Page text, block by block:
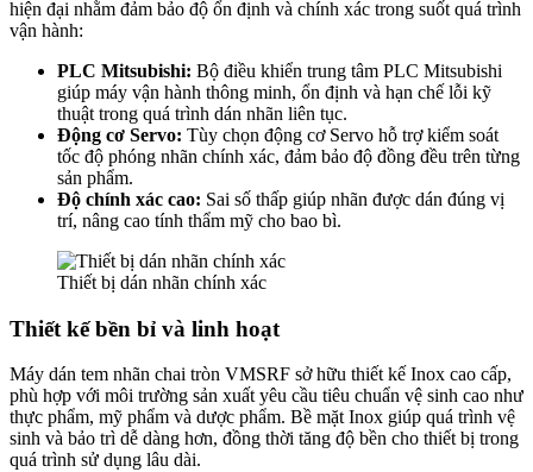
hiện đại nhằm đảm bảo độ ổn định và chính xác trong suốt quá trình
vận hành:
PLC Mitsubishi: Bộ điều khiển trung tâm PLC Mitsubishi
giúp máy vận hành thông minh, ổn định và hạn chế lỗi kỹ
thuật trong quá trình dán nhãn liên tục.
Động cơ Servo: Tùy chọn động cơ Servo hỗ trợ kiểm soát
tốc độ phóng nhãn chính xác, đảm bảo độ đồng đều trên từng
sản phẩm.
Độ chính xác cao: Sai số thấp giúp nhãn được dán đúng vị
trí, nâng cao tính thẩm mỹ cho bao bì.
Thiết bị dán nhãn chính xác
Thiết kế bền bỉ và linh hoạt
Máy dán tem nhãn chai tròn VMSRF sở hữu thiết kế Inox cao cấp,
phù hợp với môi trường sản xuất yêu cầu tiêu chuẩn vệ sinh cao như
thực phẩm, mỹ phẩm và dược phẩm. Bề mặt Inox giúp quá trình vệ
sinh và bảo trì dễ dàng hơn, đồng thời tăng độ bền cho thiết bị trong
quá trình sử dụng lâu dài.